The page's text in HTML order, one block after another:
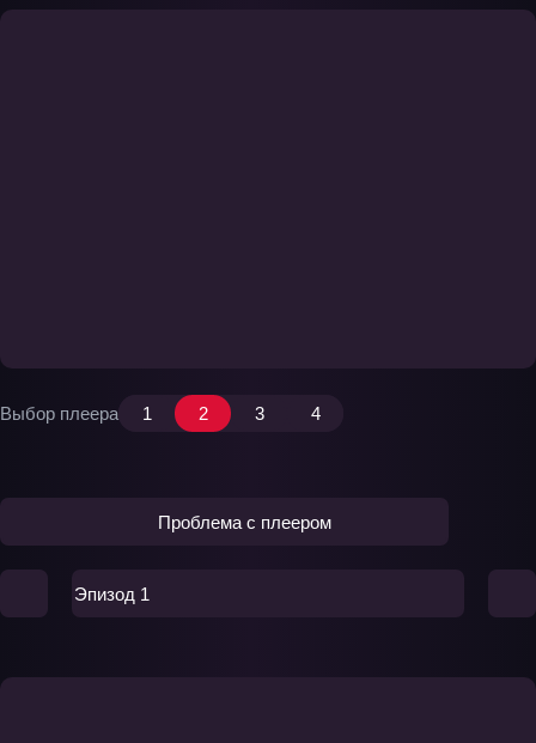
Выбор плеера 1 2 3 4
Проблема с плеером
Эпизод 1